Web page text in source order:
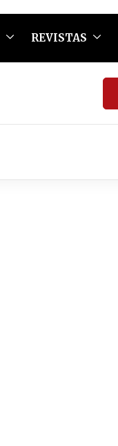
REVISTAS